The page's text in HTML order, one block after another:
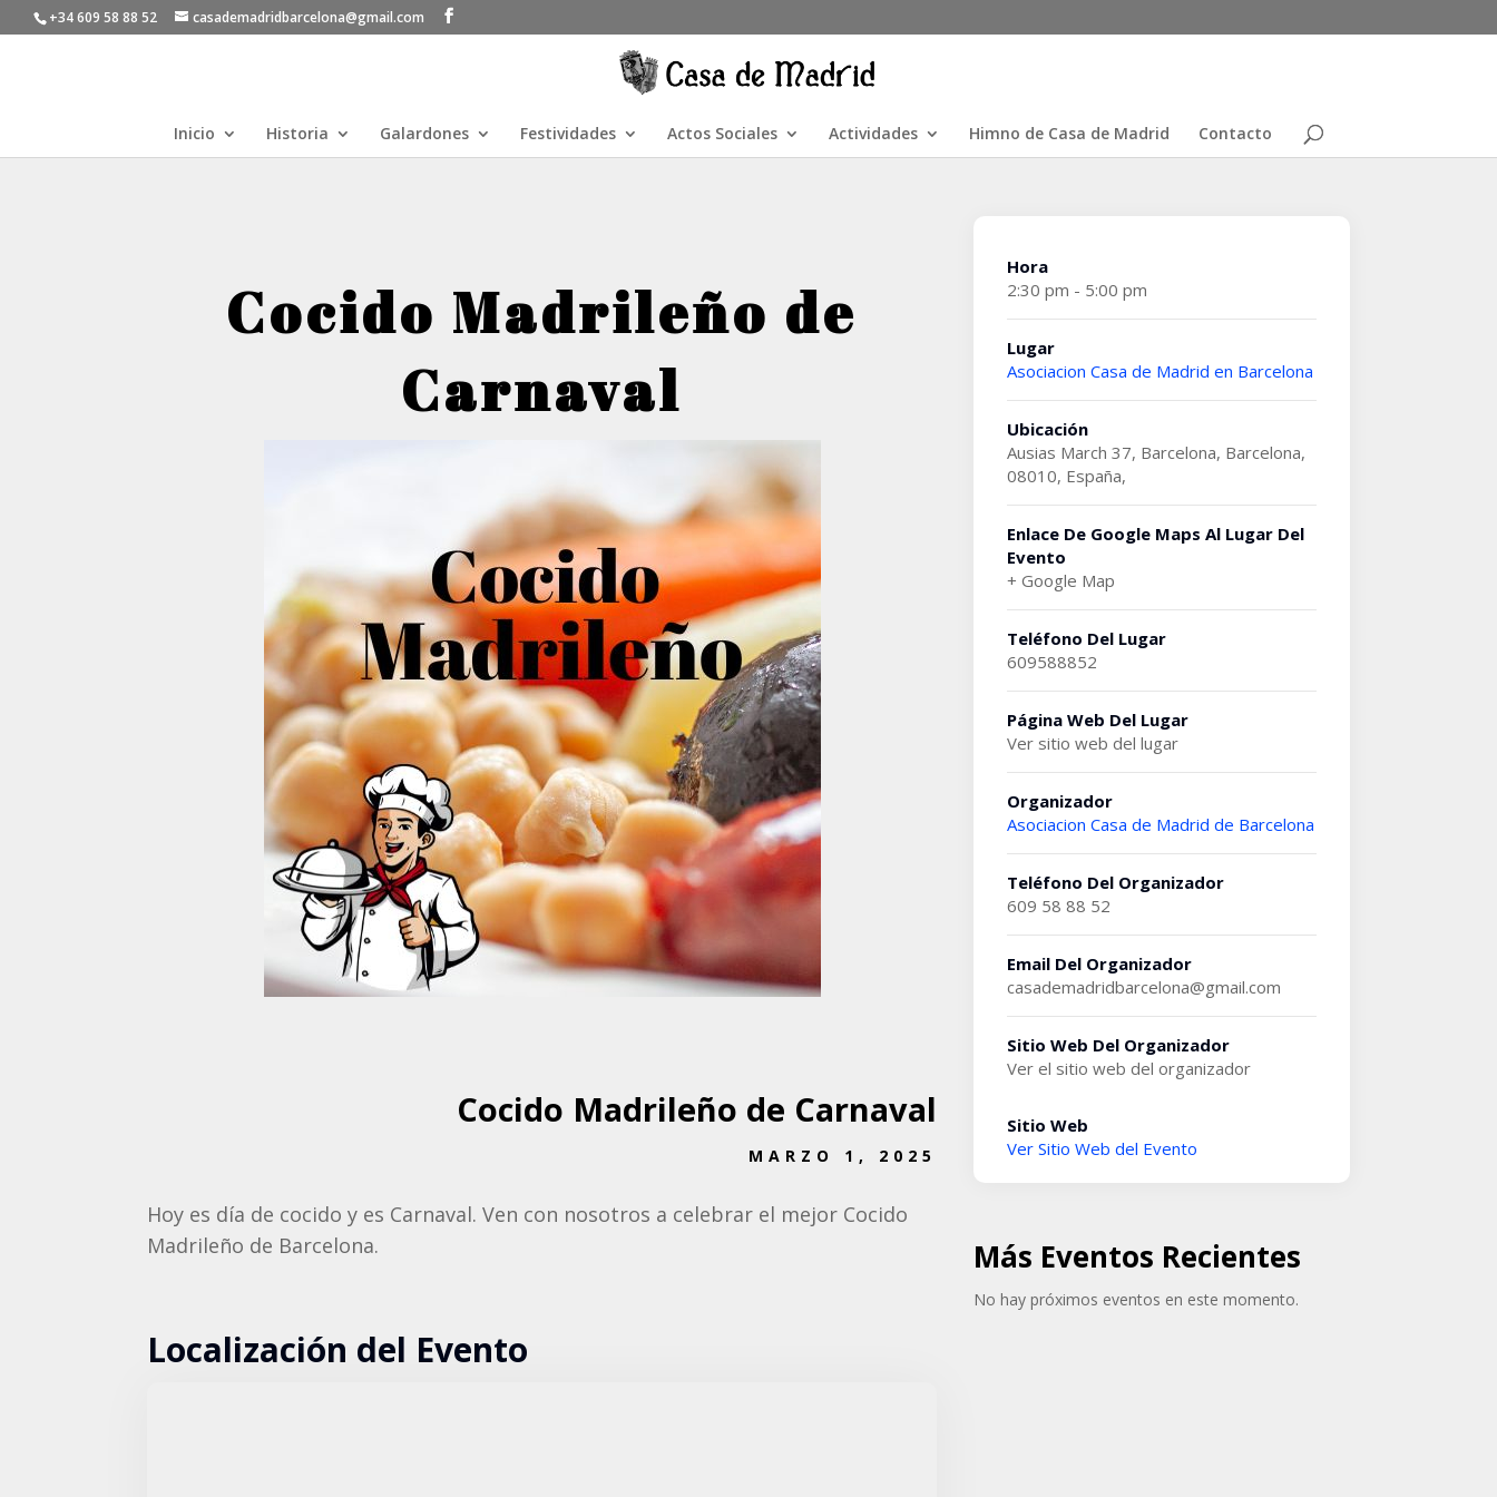
+34 609 58 88 52 casademadridbarcelona@gmail.com
Inicio Historia Galardones Festividades Actos Sociales Actividades Himno de Casa de Madrid Contacto
Cocido Madrileño de
Carnaval
Cocido Madrileño de Carnaval
MARZO 1, 2025
Hoy es día de cocido y es Carnaval. Ven con nosotros a celebrar el mejor Cocido
Madrileño de Barcelona.
Localización del Evento
Hora
2:30 pm - 5:00 pm
Lugar
Asociacion Casa de Madrid en Barcelona
Ubicación
Ausias March 37, Barcelona, Barcelona,
08010, España,
Enlace De Google Maps Al Lugar Del
Evento
+ Google Map
Teléfono Del Lugar
609588852
Página Web Del Lugar
Ver sitio web del lugar
Organizador
Asociacion Casa de Madrid de Barcelona
Teléfono Del Organizador
609 58 88 52
Email Del Organizador
casademadridbarcelona@gmail.com
Sitio Web Del Organizador
Ver el sitio web del organizador
Sitio Web
Ver Sitio Web del Evento
Más Eventos Recientes
No hay próximos eventos en este momento.